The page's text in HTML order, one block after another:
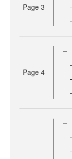
Page 3
Page 4